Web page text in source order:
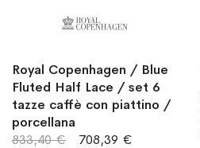
Royal Copenhagen / Blue
Fluted Half Lace / set 6
tazze caffè con piattino /
porcellana
708,39 €
833,40 €